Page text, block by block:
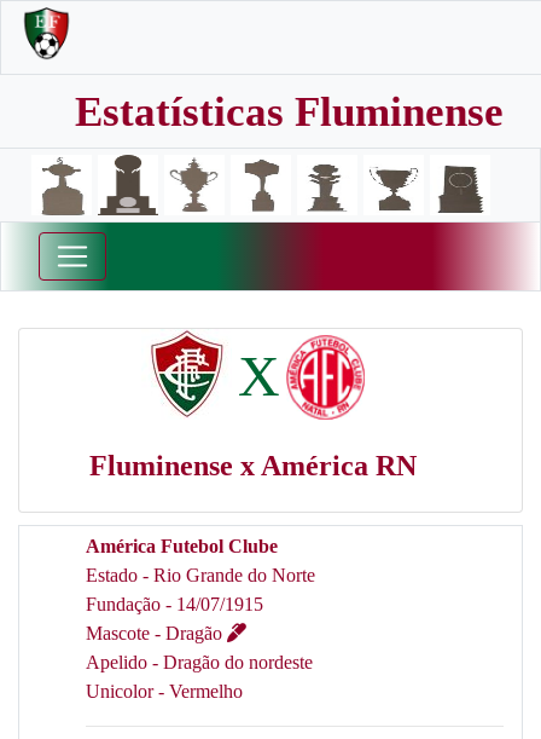
Estatísticas Fluminense
X
Fluminense x América RN
América Futebol Clube
Estado - Rio Grande do Norte
Fundação - 14/07/1915
Mascote - Dragão
Apelido - Dragão do nordeste
Unicolor - Vermelho